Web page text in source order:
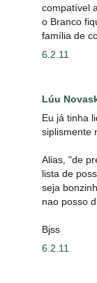
compatível
o Branco
família de
6.2.11
Lúu
Eu já tinha
siplismente
Alias, "de
lista de
seja
nao posso
Bjss
6.2.11